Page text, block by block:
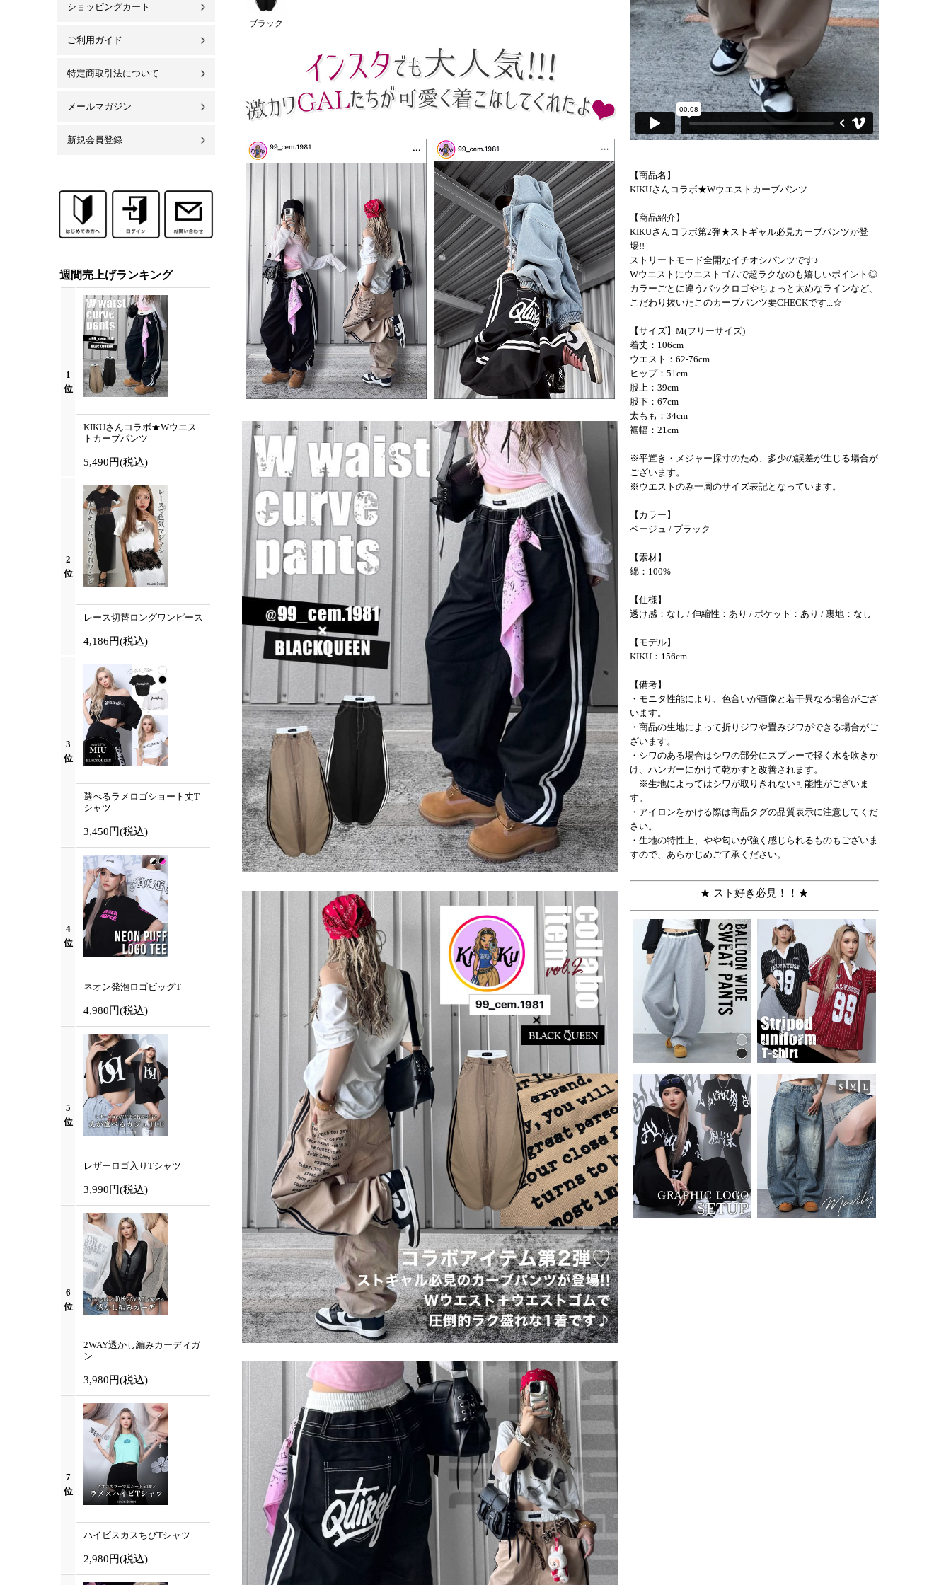
ショッピングカート
ご利用ガイド
特定商取引法について
メールマガジン
新規会員登録
週間売上げランキング
1
位
KIKUさんコラボ★Wウエス
トカーブパンツ
5,490円(税込)
2
位
レース切替ロングワンピース
4,186円(税込)
3
位
選べるラメロゴショート丈T
シャツ
3,450円(税込)
4
位
ネオン発泡ロゴビッグT
4,980円(税込)
5
位
レザーロゴ入りTシャツ
3,990円(税込)
6
位
2WAY透かし編みカーディガ
ン
3,980円(税込)
7
位
ハイビスカスちびTシャツ
2,980円(税込)
ブラック
【商品名】
KIKUさんコラボ★Wウエストカーブパンツ
【商品紹介】
KIKUさんコラボ第2弾★ストギャル必見カーブパンツが登
場!!
ストリートモード全開なイチオシパンツです♪
Wウエストにウエストゴムで超ラクなのも嬉しいポイント◎
カラーごとに違うバックロゴやちょっと太めなラインなど、
こだわり抜いたこのカーブパンツ要CHECKです...☆
【サイズ】M(フリーサイズ)
着丈：106cm
ウエスト：62-76cm
ヒップ：51cm
股上：39cm
股下：67cm
太もも：34cm
裾幅：21cm
※平置き・メジャー採寸のため、多少の誤差が生じる場合が
ございます。
※ウエストのみ一周のサイズ表記となっています。
【カラー】
ベージュ / ブラック
【素材】
綿：100%
【仕様】
透け感：なし / 伸縮性：あり / ポケット：あり / 裏地：なし
【モデル】
KIKU：156cm
【備考】
・モニタ性能により、色合いが画像と若干異なる場合がござ
います。
・商品の生地によって折りジワや畳みジワができる場合がご
ざいます。
・シワのある場合はシワの部分にスプレーで軽く水を吹きか
け、ハンガーにかけて乾かすと改善されます。
※生地によってはシワが取りきれない可能性がございま
す。
・アイロンをかける際は商品タグの品質表示に注意してくだ
さい。
・生地の特性上、やや匂いが強く感じられるものもございま
すので、あらかじめご了承ください。
★ スト好き必見！！★